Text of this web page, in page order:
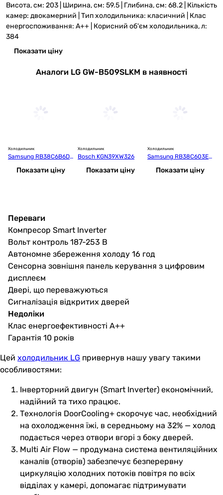
Висота, см: 203 | Ширина, см: 59.5 | Глибина, см: 68.2 | Кількість
камер: двокамерний | Тип холодильника: класичний | Клас
енергоспоживання: A++ | Корисний об'єм холодильника, л:
384
Показати ціну
Аналоги LG GW-B509SLKM в наявності
Холодильник
Samsung RB38C6B6D3
Показати ціну
Холодильник
Bosch KGN39XW326
Показати ціну
Холодильник
Samsung RB38C603ES
Показати ціну
Переваги
Компресор Smart Inverter
Вольт контроль 187-253 В
Автономне збереження холоду 16 год
Сенсорна зовнішня панель керування з цифровим
дисплеєм
Двері, що переважуються
Сигналізація відкритих дверей
Недоліки
Клас енергоефективності А++
Гарантія 10 років
Цей холодильник LG привернув нашу увагу такими
особливостями:
Інверторний двигун (Smart Inverter) економічний,
надійний та тихо працює.
Технологія DoorCooling+ скорочує час, необхідний
на охолодження їжі, в середньому на 32% — холод
подається через отвори вгорі з боку дверей.
Multi Air Flow — продумана система вентиляційних
каналів (отворів) забезпечує безперервну
циркуляцію холодних потоків повітря по всіх
відділах у камері, допомагає підтримувати